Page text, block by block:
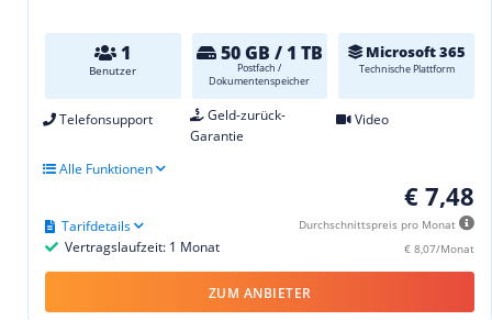
1
Benutzer
50 GB / 1 TB
Postfach /
Dokumentenspeicher
Microsoft 365
Technische Plattform
Telefonsupport
Geld-zurück-
Garantie
Video
Alle Funktionen
€ 7,48
Durchschnittspreis pro Monat
€ 8,07/Monat
Vertragslaufzeit: 1 Monat
Tarifdetails
ZUM ANBIETER